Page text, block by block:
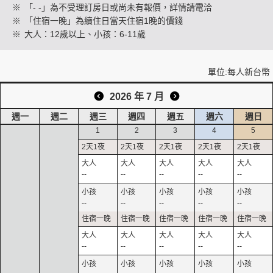
※
「- -」為不受理訂房日或尚未有報價，詳情請電洽
※
「住宿一晚」為續住日當天住宿1晚的價錢
※ 大人：12歲以上、小孩：6-11歲
單位:每人新台幣
2026 年 7 月
週一 週二 週三 週四 週五 週六 週日
1
--
--
--
2
--
--
--
3
--
--
--
4
--
--
--
5
--
--
--